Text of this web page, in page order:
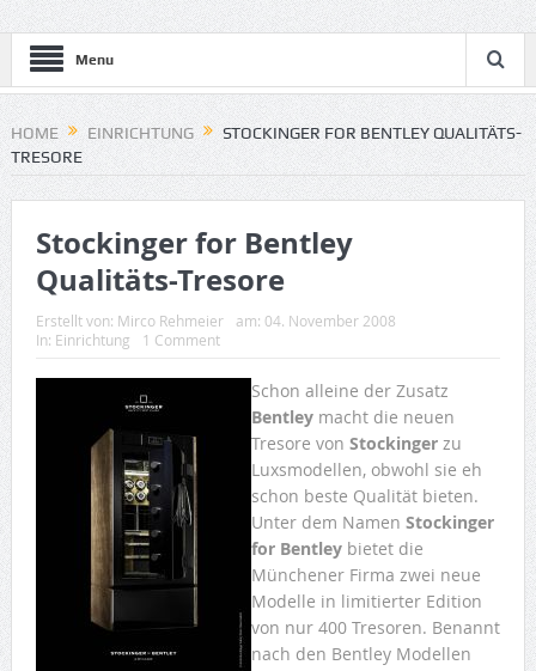
Menu
HOME EINRICHTUNG
STOCKINGER FOR BENTLEY QUALITÄTS-
TRESORE
Stockinger for Bentley
Qualitäts-Tresore
Erstellt von: Mirco Rehmeier am: 04. November 2008
In: Einrichtung 1 Comment
Schon alleine der Zusatz
Bentleymacht die neuen
Tresore von Stockingerzu
Luxsmodellen, obwohl sie eh
schon beste Qualität bieten.
Unter dem Namen Stockinger
for Bentleybietet die
Münchener Firma zwei neue
Modelle in limitierter Edition
von nur 400 Tresoren. Benannt
nach den Bentley Modellen